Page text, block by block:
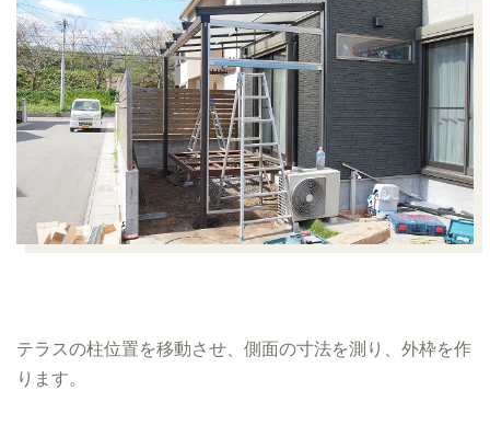
テラスの柱位置を移動させ、側面の寸法を測り、外枠を作
ります。